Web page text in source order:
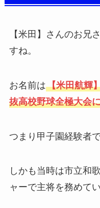
【米田】さんのお兄
すね。
お名前は【米田航輝
抜高校野球全極大会
つまり甲子園経験者で
しかも当時は市立和
ャーで主将を務めて